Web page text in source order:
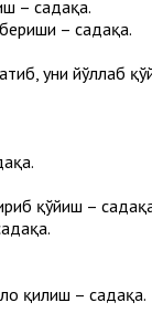
– садақа.
– садақа.
уни йўллаб
қўйиш –
қилиш – садақа.